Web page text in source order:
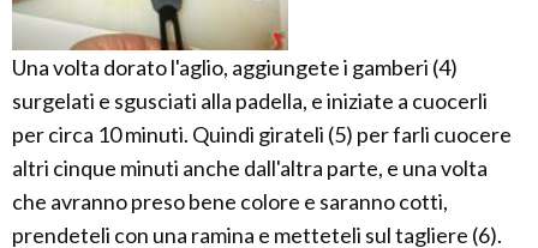
Una volta dorato l'aglio, aggiungete i gamberi (4)
surgelati e sgusciati alla padella, e iniziate a cuocerli
per circa 10 minuti. Quindi girateli (5) per farli cuocere
altri cinque minuti anche dall'altra parte, e una volta
che avranno preso bene colore e saranno cotti,
prendeteli con una ramina e metteteli sul tagliere (6).